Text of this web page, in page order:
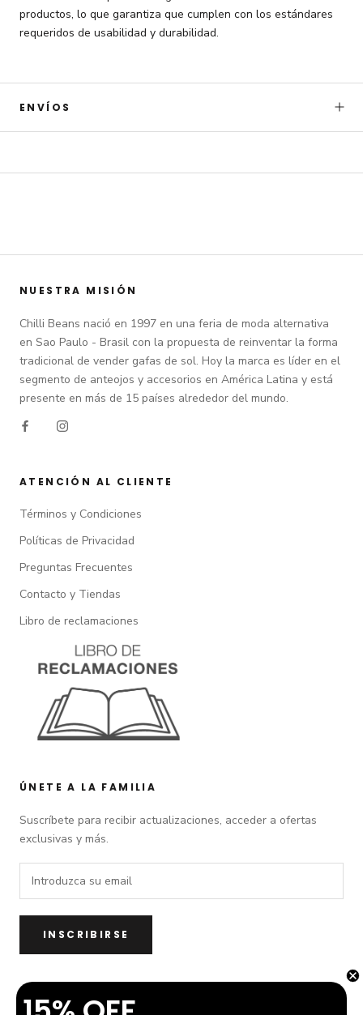
productos, lo que garantiza que cumplen con los estándares
requeridos de usabilidad y durabilidad.
ENVÍOS
NUESTRA MISIÓN
Chilli Beans nació en 1997 en una feria de moda alternativa
en Sao Paulo - Brasil con la propuesta de reinventar la forma
tradicional de vender gafas de sol. Hoy la marca es líder en el
segmento de anteojos y accesorios en América Latina y está
presente en más de 15 países alrededor del mundo.
ATENCIÓN AL CLIENTE
Términos y Condiciones
Políticas de Privacidad
Preguntas Frecuentes
Contacto y Tiendas
Libro de reclamaciones
ÚNETE A LA FAMILIA
Suscríbete para recibir actualizaciones, acceder a ofertas
exclusivas y más.
INSCRIBIRSE
Obtén 15% OFF
en tu primera compra. Accede a
Con el registro. aceptas recibir comunicaciones por email marketing.